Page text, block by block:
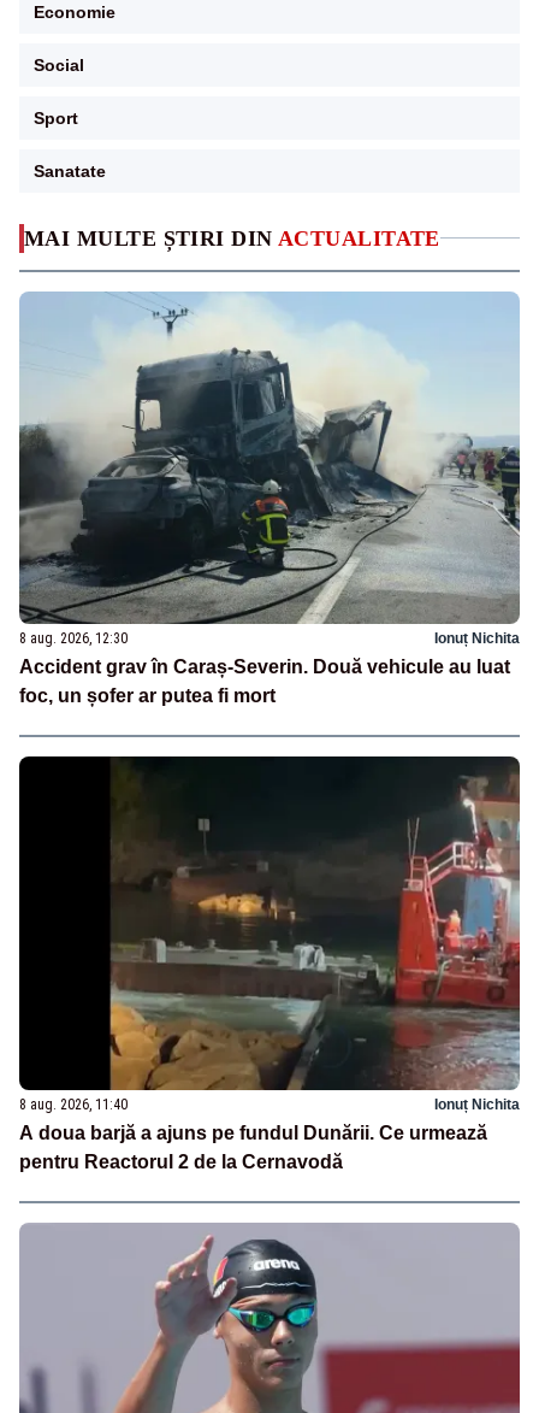
MAI MULTE ȘTIRI DIN ACTUALITATE
8 aug. 2026, 12:30 Ionuț Nichita
Accident grav în Caraș-Severin. Două vehicule au luat
foc, un șofer ar putea fi mort
8 aug. 2026, 11:40 Ionuț Nichita
A doua barjă a ajuns pe fundul Dunării. Ce urmează
pentru Reactorul 2 de la Cernavodă
Economie
Social
Sport
Sanatate